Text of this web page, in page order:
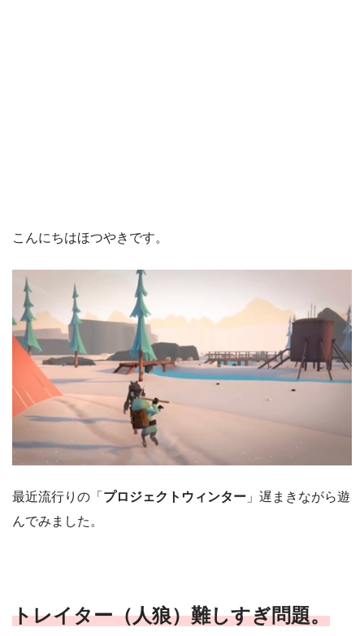
こんにちはほつやきです。
最近流行りの「 プロジェクトウィンター 」遅まきながら遊
んでみました。
トレイター（人狼）難しすぎ問題。